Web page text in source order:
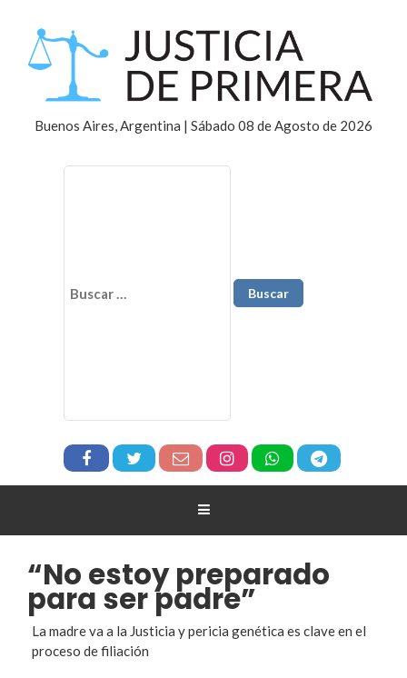
Buenos Aires, Argentina | Sábado 08 de Agosto de 2026
“No estoy preparado
para ser padre”
La madre va a la Justicia y pericia genética es clave en el
proceso de filiación